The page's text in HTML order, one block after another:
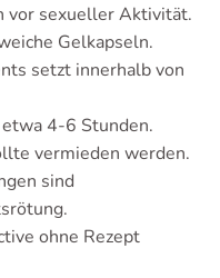
vor sexueller Aktivität.
Gelkapseln.
setzt innerhalb von
4-6 Stunden.
vermieden werden.
sind
ohne Rezept